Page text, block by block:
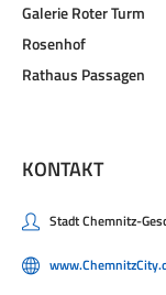
Galerie Roter Turm
Rosenhof
Rathaus Passagen
KONTAKT
Stadt Chemnitz-